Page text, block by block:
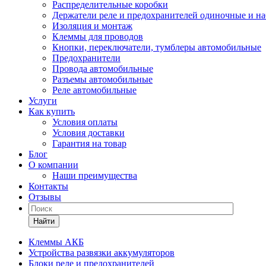
Распределительные коробки
Держатели реле и предохранителей одиночные и
Изоляция и монтаж
Клеммы для проводов
Кнопки, переключатели, тумблеры автомобильные
Предохранители
Провода автомобильные
Разъемы автомобильные
Реле автомобильные
Услуги
Как купить
Условия оплаты
Условия доставки
Гарантия на товар
Блог
О компании
Наши преимущества
Контакты
Отзывы
Найти
Клеммы АКБ
Устройства развязки аккумуляторов
Блоки реле и предохранителей